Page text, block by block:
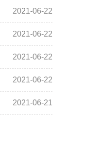
2021-06-22
2021-06-22
2021-06-22
2021-06-22
2021-06-21